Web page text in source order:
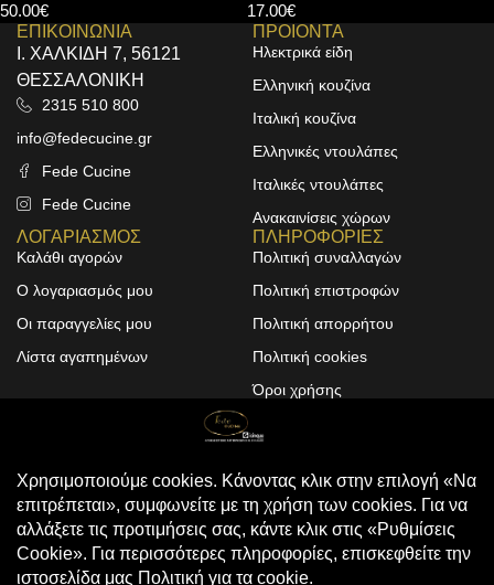
50.00€ 17.00€
ΕΠΙΚΟΙΝΩΝΙΑ
Ι. ΧΑΛΚΙΔΗ 7, 56121
ΘΕΣΣΑΛΟΝΙΚΗ
2315 510 800
info@fedecucine.gr
Fede Cucine
Fede Cucine
ΠΡΟΙΟΝΤΑ
Ηλεκτρικά είδη
Ελληνική κουζίνα
Ιταλική κουζίνα
Ελληνικές ντουλάπες
Ιταλικές ντουλάπες
Ανακαινίσεις χώρων
ΛΟΓΑΡΙΑΣΜΟΣ
Καλάθι αγορών
Ο λογαριασμός μου
Οι παραγγελίες μου
Λίστα αγαπημένων
ΠΛΗΡΟΦΟΡΙΕΣ
Πολιτική συναλλαγών
Πολιτική επιστροφών
Πολιτική απορρήτου
Πολιτική cookies
Όροι χρήσης
© 2025 FEDE CUCINE
. All Rights
Reserved
Design & Development by
ALPHA DESIGNERS
Compare (0)